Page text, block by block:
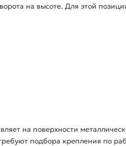
на высоте. Для этой
на поверхности
подбора крепления по